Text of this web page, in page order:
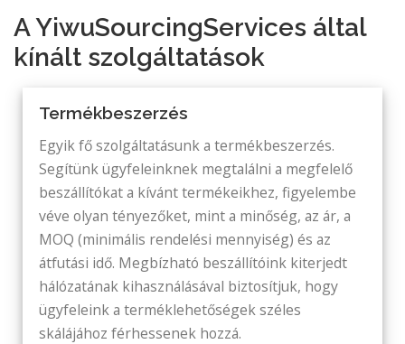
A YiwuSourcingServices által
kínált szolgáltatások
Termékbeszerzés
Egyik fő szolgáltatásunk a termékbeszerzés.
Segítünk ügyfeleinknek megtalálni a megfelelő
beszállítókat a kívánt termékeikhez, figyelembe
véve olyan tényezőket, mint a minőség, az ár, a
MOQ (minimális rendelési mennyiség) és az
átfutási idő. Megbízható beszállítóink kiterjedt
hálózatának kihasználásával biztosítjuk, hogy
ügyfeleink a terméklehetőségek széles
skálájához férhessenek hozzá.